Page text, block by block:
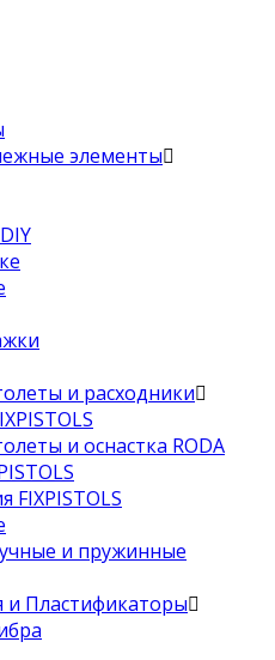
элементы
и расходники
и оснастка RODA
FIXPISTOLS
и пружинные
и Пластификаторы